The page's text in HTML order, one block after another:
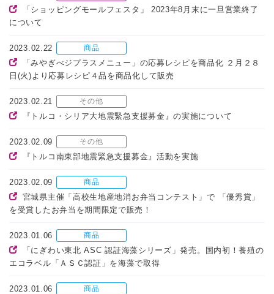
「ショッピングモールフェスタ」 2023年8月末に一旦営業終了
について
2023.02.22 商品
「みやぎべジプラスメニュー」の応募レシピを商品化 ２月２８
日(火)より応募レシピ４品を商品化して販売
2023.02.21 その他
『トルコ・シリア大地震緊急支援募金』の実施について
2023.02.09 その他
『トルコ南東部地震緊急支援募金』活動を実施
2023.02.09 商品
宮城県主催「高校生地産地消お弁当コンテスト」で 「優秀賞」
を受賞したお弁当を期間限定で販売！
2023.01.06 商品
「にぎわい東北 ASC 認証海藻シリーズ」発売。国内初！養殖の
エコラベル「ＡＳＣ認証」を海藻で取得
2023.01.06 商品